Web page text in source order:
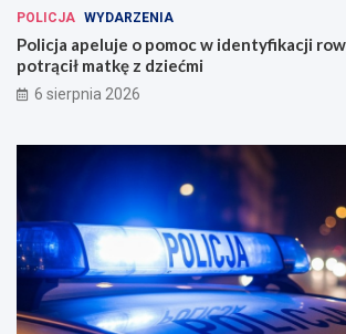
POLICJA WYDARZENIA
Policja apeluje o pomoc w identyfikacji
potrącił matkę z dziećmi
6 sierpnia 2026